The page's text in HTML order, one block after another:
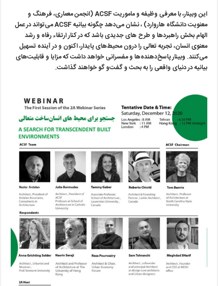
این وبینار، با معرفی وظیفه و ماموریت ACSF (انجمن معماری، فرهنگ و
معنویت دانشگاه هاروارد) ، نشان می‌دهد چگونه بیانیه ACSF می‌تواند در عمل
الهام بخش راهبردها و طرح های جدیدی باشد که در کنار ارتقاء رفاه و رشد
معنوی انسان، تجربه تعالی را درون محیط‌های پایدار، اکنون و در آینده تسهیل
می‌کنند. وبینار پاسخ‌دهنده‌ها و مفسرانی خواهد داشت که مزایا و قابلیت‌های
بیانیه در دنیای واقعی را به بحث و گفت‌و ‌گو خواهند گذاشت.